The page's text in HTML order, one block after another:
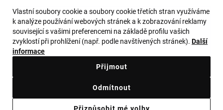
Země a měna:Czech Republic / Euro
Všeobecné podmínky
Vlastní soubory cookie a soubory cookie třetích stran využíváme
k analýze používání webových stránek a k zobrazování reklamy
související s vašimi preferencemi na základě profilu vašich
zvyklostí při prohlížení (např. podle navštívených stránek). Další
informace
Odmítnout
Přijmout